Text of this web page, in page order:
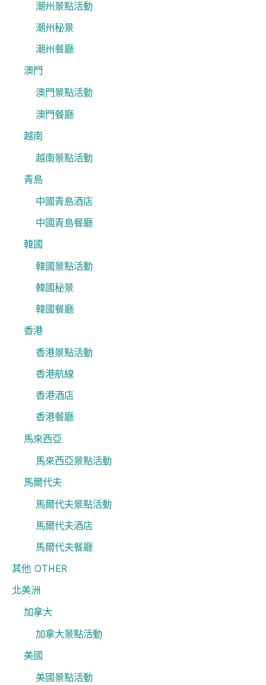
潮州景點活動
潮州秘景
潮州餐廳
澳門
澳門景點活動
澳門餐廳
越南
越南景點活動
青島
中國青島酒店
中國青島餐廳
韓國
韓國景點活動
韓國秘景
韓國餐廳
香港
香港景點活動
香港航線
香港酒店
香港餐廳
馬來西亞
馬來西亞景點活動
馬爾代夫
馬爾代夫景點活動
馬爾代夫酒店
馬爾代夫餐廳
其他 OTHER
北美洲
加拿大
加拿大景點活動
美國
美國景點活動